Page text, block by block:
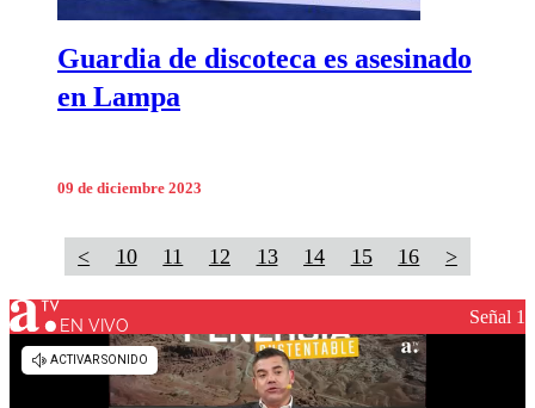
Guardia de discoteca es asesinado
en Lampa
09 de diciembre 2023
< 10 11 12 13 14 15 16 >
EN VIVO Señal 1